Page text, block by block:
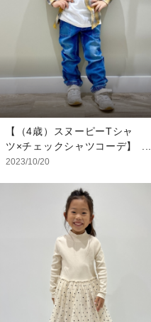
通して着脱可能です。
【モデル着用サイズ】
★7ヶ月(小さめちゃんで
ボディシャツ：3-6/60cm
タイツ：0-12M
ヘアアクセ：私物
【（4歳）スヌーピーTシャ
ツ×チェックシャツコーデ】
スヌーピーのTシャツのおす
ーのTシャツは古着感のある
Tシャツなので、それだけで
オシャレになります。 ネル
シャツは薄くて軽いので、ア
ウター購入前の羽織におすす
【モデル着用サイズ】
シャツ：4YRS/105cm
2023/10/20